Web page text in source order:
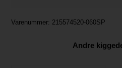
Varenummer: 215574520-060SP
Andre